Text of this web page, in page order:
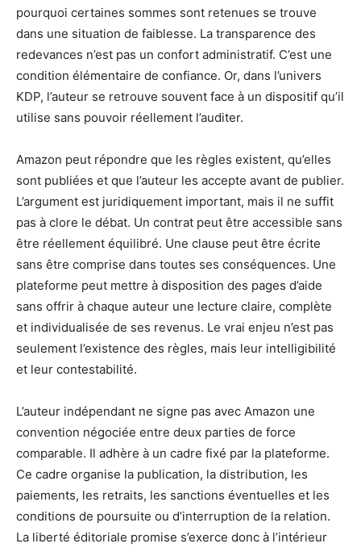
pourquoi certaines sommes sont retenues se trouve
dans une situation de faiblesse. La transparence des
redevances n’est pas un confort administratif. C’est une
condition élémentaire de confiance. Or, dans l’univers
KDP, l’auteur se retrouve souvent face à un dispositif qu’il
utilise sans pouvoir réellement l’auditer.
Amazon peut répondre que les règles existent, qu’elles
sont publiées et que l’auteur les accepte avant de publier.
L’argument est juridiquement important, mais il ne suffit
pas à clore le débat. Un contrat peut être accessible sans
être réellement équilibré. Une clause peut être écrite
sans être comprise dans toutes ses conséquences. Une
plateforme peut mettre à disposition des pages d’aide
sans offrir à chaque auteur une lecture claire, complète
et individualisée de ses revenus. Le vrai enjeu n’est pas
seulement l’existence des règles, mais leur intelligibilité
et leur contestabilité.
L’auteur indépendant ne signe pas avec Amazon une
convention négociée entre deux parties de force
comparable. Il adhère à un cadre fixé par la plateforme.
Ce cadre organise la publication, la distribution, les
paiements, les retraits, les sanctions éventuelles et les
conditions de poursuite ou d’interruption de la relation.
La liberté éditoriale promise s’exerce donc à l’intérieur